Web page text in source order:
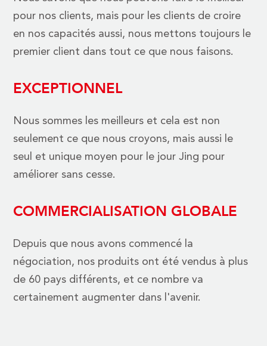
pour nos clients, mais pour les clients de croire
en nos capacités aussi, nous mettons toujours le
premier client dans tout ce que nous faisons.
EXCEPTIONNEL
Nous sommes les meilleurs et cela est non
seulement ce que nous croyons, mais aussi le
seul et unique moyen pour le jour Jing pour
améliorer sans cesse.
COMMERCIALISATION GLOBALE
Depuis que nous avons commencé la
négociation, nos produits ont été vendus à plus
de 60 pays différents, et ce nombre va
certainement augmenter dans l'avenir.